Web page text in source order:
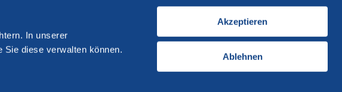
In unserer
Sie diese verwalten können.
Akzeptieren
Ablehnen